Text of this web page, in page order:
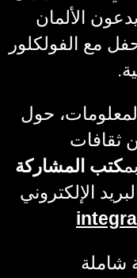
الألمان
مع الفولكلور
حول
ثقافات
كتب المشاركة
الإلكتروني
شاملة